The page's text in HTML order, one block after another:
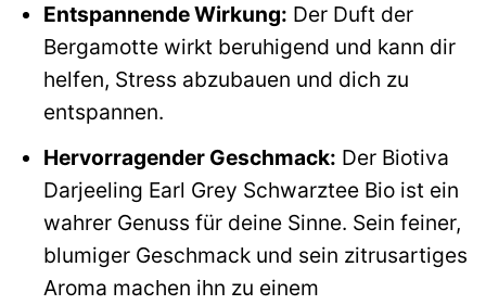
Entspannende Wirkung: Der Duft der
Bergamotte wirkt beruhigend und kann dir
helfen, Stress abzubauen und dich zu
entspannen.
Hervorragender Geschmack: Der Biotiva
Darjeeling Earl Grey Schwarztee Bio ist ein
wahrer Genuss für deine Sinne. Sein feiner,
blumiger Geschmack und sein zitrusartiges
Aroma machen ihn zu einem